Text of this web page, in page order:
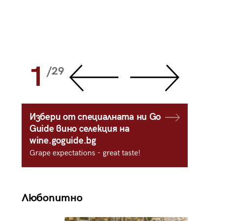
1 /29
Избери от специалната ни Go
Guide вино селекция на
wine.goguide.bg
Grape expectations - great taste!
Любопитно